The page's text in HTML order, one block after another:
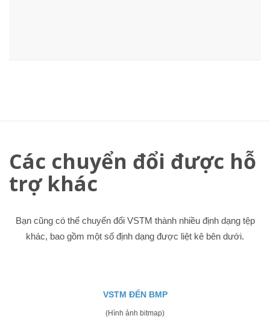
Các chuyển đổi được hỗ
trợ khác
Bạn cũng có thể chuyển đổi VSTM thành nhiều định dạng tệp
khác, bao gồm một số định dạng được liệt kê bên dưới.
VSTM ĐẾN BMP
(Hình ảnh bitmap)